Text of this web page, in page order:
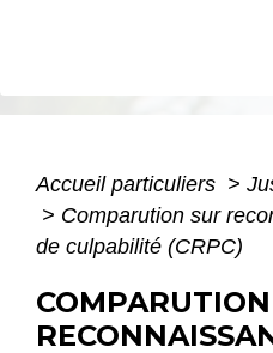
Accueil particuliers >
> Comparution sur
de culpabilité (CRPC)